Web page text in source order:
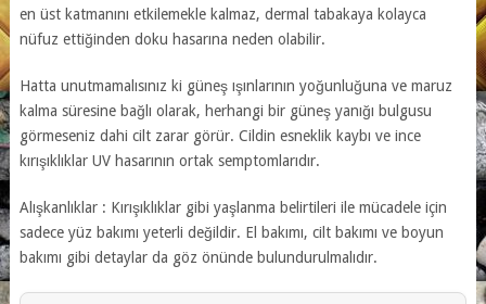
en üst katmanını etkilemekle kalmaz, dermal tabakaya kolayca
nüfuz ettiğinden doku hasarına neden olabilir.
Hatta unutmamalısınız ki güneş ışınlarının yoğunluğuna ve maruz
kalma süresine bağlı olarak, herhangi bir güneş yanığı bulgusu
görmeseniz dahi cilt zarar görür. Cildin esneklik kaybı ve ince
kırışıklıklar UV hasarının ortak semptomlarıdır.
Alışkanlıklar : Kırışıklıklar gibi yaşlanma belirtileri ile mücadele için
sadece yüz bakımı yeterli değildir. El bakımı, cilt bakımı ve boyun
bakımı gibi detaylar da göz önünde bulundurulmalıdır.